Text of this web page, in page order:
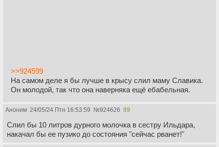
>>924599
На самом деле я бы лучше в крысу слил маму Славика.
Он молодой, так что она наверняка ещё ебабельная.
Аноним 24/05/24 Птн 16:53:59 №924626 99
Слил бы 10 литров дурного молочка в сестру Ильдара,
накачал бы ее пузико до состояния "сейчас рванет!"